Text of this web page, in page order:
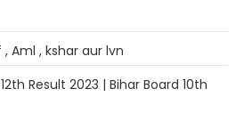
Aml , kshar aur lvn
Result 2023 | Bihar Board 10th